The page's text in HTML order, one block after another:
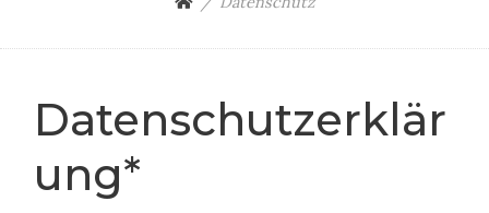
Datenschutzerklär
ung*